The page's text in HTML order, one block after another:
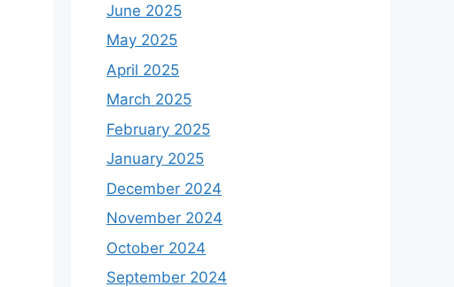
June 2025
May 2025
April 2025
March 2025
February 2025
January 2025
December 2024
November 2024
October 2024
September 2024